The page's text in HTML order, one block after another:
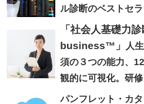
ル診断のベストセ
「社会人基礎力
business™」
人
須の３つの能力、
観的に可視化。研修
パンフレット・カ